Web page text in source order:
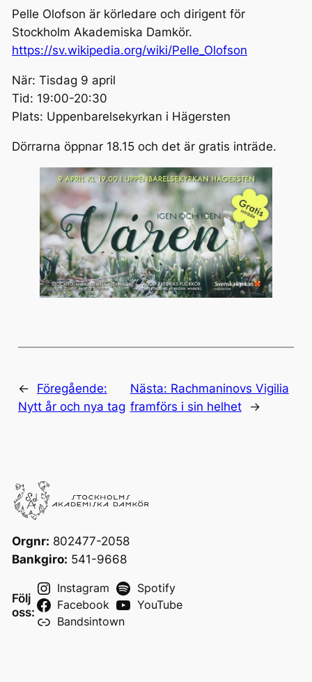
Pelle Olofson är körledare och dirigent för
Stockholm Akademiska Damkör.
https://sv.wikipedia.org/wiki/Pelle_Olofson
När: Tisdag 9 april
Tid: 19:00-20:30
Plats: Uppenbarelsekyrkan i Hägersten
Dörrarna öppnar 18.15 och det är gratis inträde.
←
Föregående:
Nytt år och nya tag
Nästa: Rachmaninovs Vigilia
framförs i sin helhet
→
Orgnr: 802477-2058
Bankgiro: 541-9668
Följ
oss:
Instagram
Spotify
Facebook
YouTube
Bandsintown